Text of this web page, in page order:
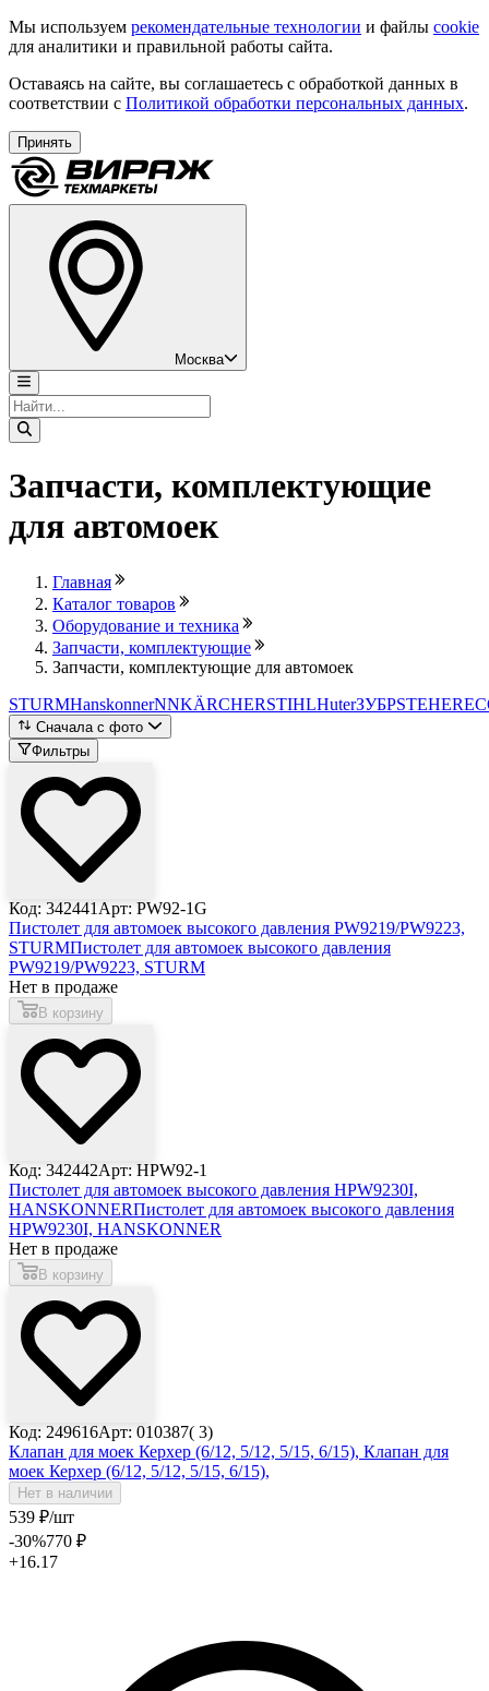
Мы используем рекомендательные технологии и файлы cookie
для аналитики и правильной работы сайта.
Оставаясь на сайте, вы соглашаетесь с обработкой данных в
соответствии с Политикой обработки персональных данных.
Принять
Москва
Запчасти, комплектующие
для автомоек
Главная
Каталог товаров
Оборудование и техника
Запчасти, комплектующие
Запчасти, комплектующие для автомоек
STURMHanskonnerNNKÄRCHERSTIHLHuterЗУБРSTEHER
Сначала с фото
Фильтры
Код: 342441 Арт: PW92-1G
Пистолет для автомоек высокого давления PW9219/PW9223,
STURMПистолет для автомоек высокого давления
PW9219/PW9223, STURM
Нет в продаже
В корзину
Код: 342442Арт: HPW92-1
Пистолет для автомоек высокого давления HPW9230I,
HANSKONNERПистолет для автомоек высокого давления
HPW9230I, HANSKONNER
Нет в продаже
В корзину
Код: 249616Арт: 010387( 3)
Клапан для моек Керхер (6/12, 5/12, 5/15, 6/15), Клапан для
моек Керхер (6/12, 5/12, 5/15, 6/15),
Нет в наличии
539 ₽/шт
-30%770 ₽
+16.17